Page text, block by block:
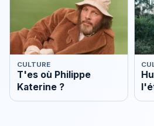
CULTURE
T'es où Philippe
Katerine ?